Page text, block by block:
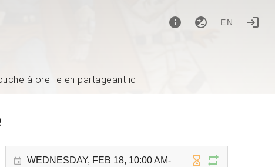
EN
à oreille en partageant ici
WEDNESDAY, FEB 18, 10:00 AM-